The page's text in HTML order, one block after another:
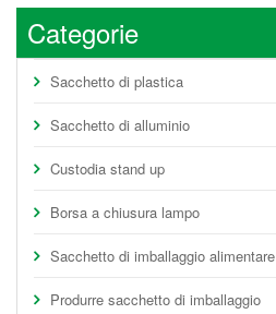
Categorie
Sacchetto di plastica
Sacchetto di alluminio
Custodia stand up
Borsa a chiusura lampo
Sacchetto di imballaggio alimentare
Produrre sacchetto di imballaggio